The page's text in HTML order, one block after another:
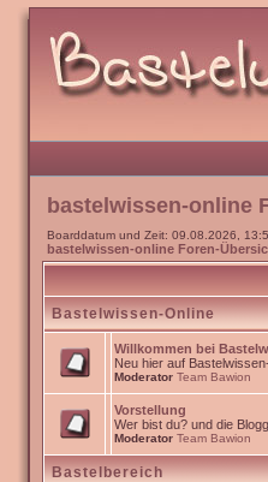
bastelwissen-online
Boarddatum und Zeit: 09.08.2026,
bastelwissen-online Foren-
Bastelwissen-Online
Willkommen bei
Neu hier auf
Moderator Team Bawion
Vorstellung
Wer bist du? und die
Moderator Team Bawion
Bastelbereich